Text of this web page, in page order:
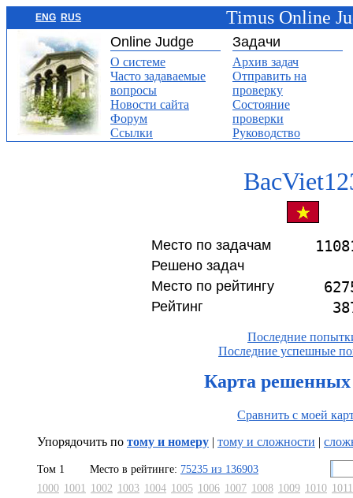
ENG RUS Timus Online
Online Judge Задачи
О системе
Часто задаваемые
вопросы
Новости сайта
Форум
Ссылки
Архив задач
Отправить на
проверку
Состояние
проверки
Руководство
Место по задачам
Решено задач
Место по рейтингу
Рейтинг
Последние
Последние успешные
Карта решенных
Сравнить с моей
Упорядочить по тому и номеру | тому и сложности |
Том 1 Место в рейтинге: 75235 из 136903
1000 1001 1002 1003 1004 1005 1006 1007 1008 1009 1010 1011